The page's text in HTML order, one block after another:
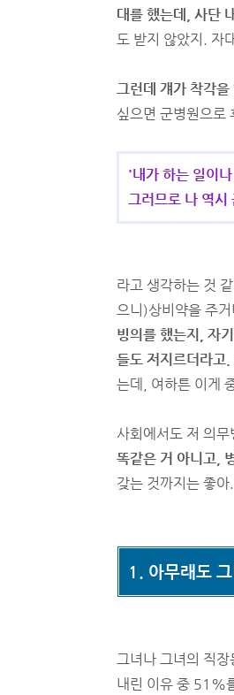
대를 했는데, 사단
도 받지 않았지. 자
그런데 걔가 착각을
싶으면 군병원으로
'내가 하는 일이
그러므로 나 역시
라고 생각하는 것
으니)상비약을 주
빙의를 했는지, 자
들도 저지르더라고.
는데, 여하튼 이게
사회에서도 저 의
똑같은 거 아니고,
갖는 것까지는 좋아.
1. 아무래도
그녀나 그녀의 직장
내린 이유 중 51%